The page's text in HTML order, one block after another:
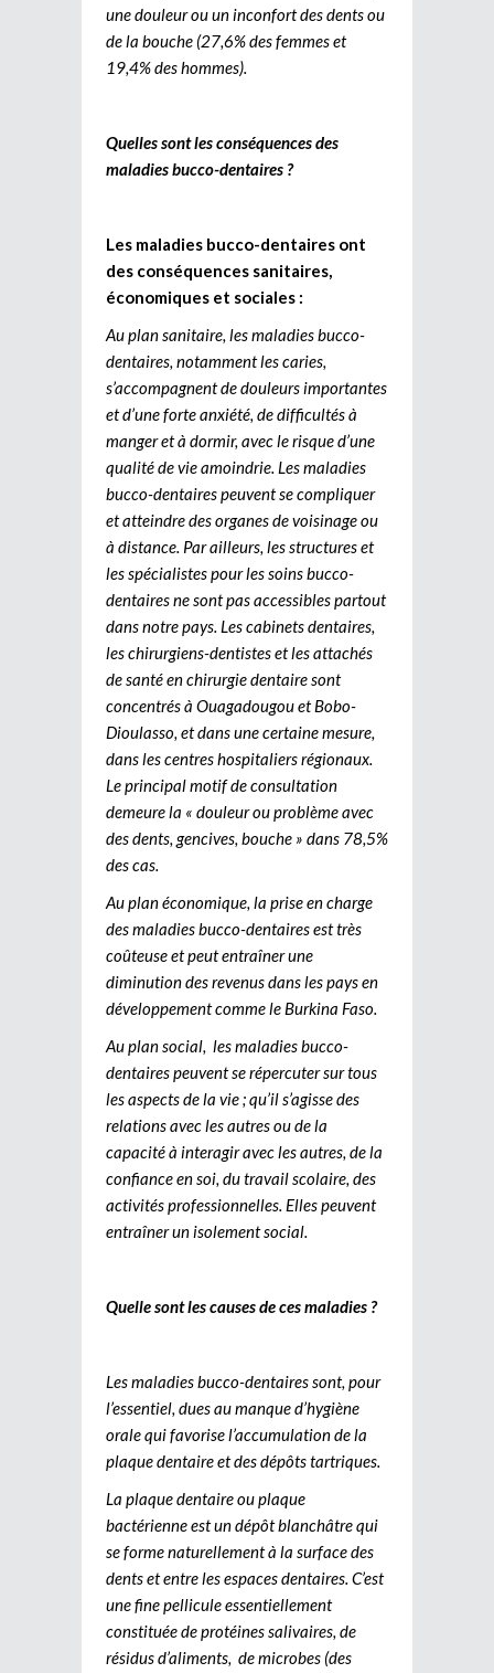
une douleur ou un inconfort des dents ou
de la bouche (27,6% des femmes et
19,4% des hommes).
Quelles sont les conséquences des
maladies bucco-dentaires ?
Les maladies bucco-dentaires ont
des conséquences sanitaires,
économiques et sociales :
Au plan sanitaire, les maladies bucco-
dentaires, notamment les caries,
s’accompagnent de douleurs importantes
et d’une forte anxiété, de difficultés à
manger et à dormir, avec le risque d’une
qualité de vie amoindrie. Les maladies
bucco-dentaires peuvent se compliquer
et atteindre des organes de voisinage ou
à distance. Par ailleurs, les structures et
les spécialistes pour les soins bucco-
dentaires ne sont pas accessibles partout
dans notre pays. Les cabinets dentaires,
les chirurgiens-dentistes et les attachés
de santé en chirurgie dentaire sont
concentrés à Ouagadougou et Bobo-
Dioulasso, et dans une certaine mesure,
dans les centres hospitaliers régionaux.
Le principal motif de consultation
demeure la « douleur ou problème avec
des dents, gencives, bouche » dans 78,5%
des cas.
Au plan économique, la prise en charge
des maladies bucco-dentaires est très
coûteuse et peut entraîner une
diminution des revenus dans les pays en
développement comme le Burkina Faso.
Au plan social, les maladies bucco-
dentaires peuvent se répercuter sur tous
les aspects de la vie ; qu’il s’agisse des
relations avec les autres ou de la
capacité à interagir avec les autres, de la
confiance en soi, du travail scolaire, des
activités professionnelles. Elles peuvent
entraîner un isolement social.
Quelle sont les causes de ces maladies ?
Les maladies bucco-dentaires sont, pour
l’essentiel, dues au manque d’hygiène
orale qui favorise l’accumulation de la
plaque dentaire et des dépôts tartriques.
La plaque dentaire ou plaque
bactérienne est un dépôt blanchâtre qui
se forme naturellement à la surface des
dents et entre les espaces dentaires. C’est
une fine pellicule essentiellement
constituée de protéines salivaires, de
résidus d’aliments, de microbes (des